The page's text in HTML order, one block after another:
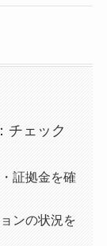
チェック
証拠金を確
ンの状況を